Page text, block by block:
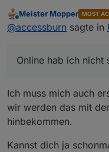
Touché,
hab ich
Meister Mopper MOST
@accessburn sagte in
Online hab ich nicht
Ich muss mich auch
wir werden das mit
hinbekommen.
Kannst dich ja